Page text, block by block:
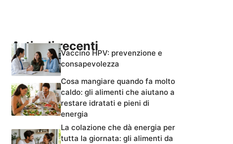
Articoli recentiVaccino HPV: prevenzione e
consapevolezza
Cosa mangiare quando fa molto
caldo: gli alimenti che aiutano a
restare idratati e pieni di
energia
La colazione che dà energia per
tutta la giornata: gli alimenti da